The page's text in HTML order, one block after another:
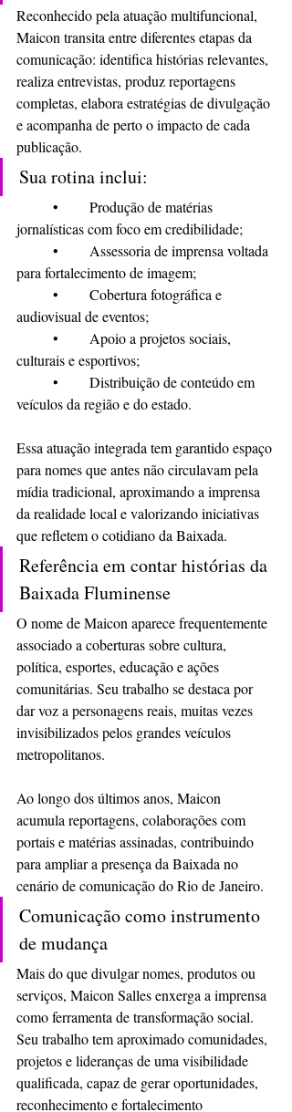
Reconhecido pela atuação multifuncional,
Maicon transita entre diferentes etapas da
comunicação: identifica histórias relevantes,
realiza entrevistas, produz reportagens
completas, elabora estratégias de divulgação
e acompanha de perto o impacto de cada
publicação.
Sua rotina inclui:
jornalísticas com foco em credibilidade;
para fortalecimento de imagem;
audiovisual de eventos;
culturais e esportivos;
veículos da região e do estado.
Essa atuação integrada tem garantido espaço
para nomes que antes não circulavam pela
mídia tradicional, aproximando a imprensa
da realidade local e valorizando iniciativas
que refletem o cotidiano da Baixada.
Referência em contar histórias da
Baixada Fluminense
O nome de Maicon aparece frequentemente
associado a coberturas sobre cultura,
política, esportes, educação e ações
comunitárias. Seu trabalho se destaca por
dar voz a personagens reais, muitas vezes
invisibilizados pelos grandes veículos
metropolitanos.
Ao longo dos últimos anos, Maicon
acumula reportagens, colaborações com
portais e matérias assinadas, contribuindo
para ampliar a presença da Baixada no
cenário de comunicação do Rio de Janeiro.
Comunicação como instrumento
de mudança
Mais do que divulgar nomes, produtos ou
serviços, Maicon Salles enxerga a imprensa
como ferramenta de transformação social.
Seu trabalho tem aproximado comunidades,
projetos e lideranças de uma visibilidade
qualificada, capaz de gerar oportunidades,
reconhecimento e fortalecimento